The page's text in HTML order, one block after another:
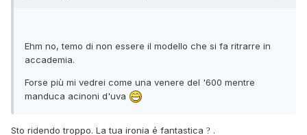
Ehm no, temo di non essere il modello che si fa ritrarre in
accademia.
Forse più mi vedrei come una venere del '600 mentre
manduca acinoni d'uva
Sto ridendo troppo. La tua ironia é fantastica ? .